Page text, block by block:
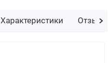
Характеристики Отзывы